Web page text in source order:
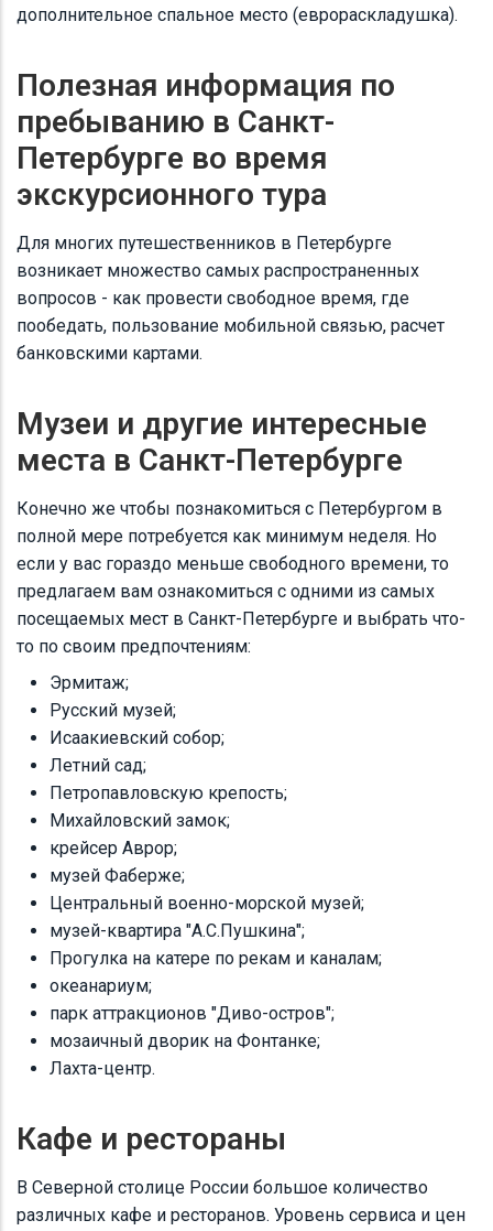
дополнительное спальное место (еврораскладушка).
Полезная информация по
пребыванию в Санкт-
Петербурге во время
экскурсионного тура
Для многих путешественников в Петербурге
возникает множество самых распространенных
вопросов - как провести свободное время, где
пообедать, пользование мобильной связью, расчет
банковскими картами.
Музеи и другие интересные
места в Санкт-Петербурге
Конечно же чтобы познакомиться с Петербургом в
полной мере потребуется как минимум неделя. Но
если у вас гораздо меньше свободного времени, то
предлагаем вам ознакомиться с одними из самых
посещаемых мест в Санкт-Петербурге и выбрать что-
то по своим предпочтениям:
Эрмитаж;
Русский музей;
Исаакиевский собор;
Летний сад;
Петропавловскую крепость;
Михайловский замок;
крейсер Аврор;
музей Фаберже;
Центральный военно-морской музей;
музей-квартира "А.С.Пушкина";
Прогулка на катере по рекам и каналам;
океанариум;
парк аттракционов "Диво-остров";
мозаичный дворик на Фонтанке;
Лахта-центр.
Кафе и рестораны
В Северной столице России большое количество
различных кафе и ресторанов. Уровень сервиса и цен